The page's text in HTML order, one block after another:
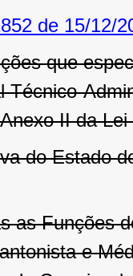
de 15/12/
que
Técnico-
II da
do Estado
as Funções
e